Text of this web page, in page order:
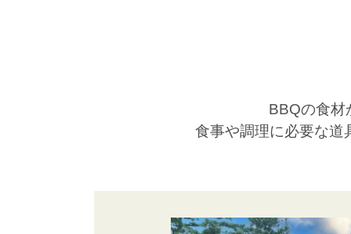
BBQの食材
食事や調理に必要な道